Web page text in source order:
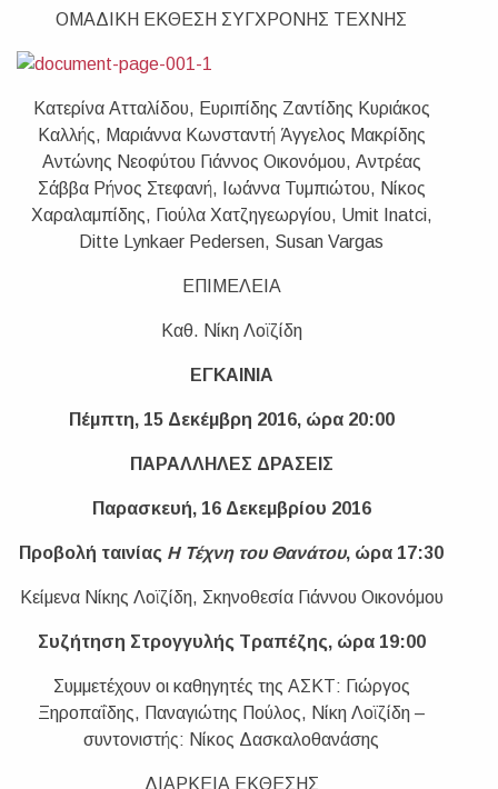
ΟΜΑΔΙΚΗ ΕΚΘΕΣΗ ΣΥΓΧΡΟΝΗΣ ΤΕΧΝΗΣ
Κατερίνα Ατταλίδου, Ευριπίδης Ζαντίδης Κυριάκος
Καλλής, Μαριάννα Κωνσταντή Άγγελος Μακρίδης
Αντώνης Νεοφύτου Γιάννος Οικονόμου, Αντρέας
Σάββα Ρήνος Στεφανή, Ιωάννα Τυμπιώτου, Νίκος
Χαραλαμπίδης, Γιούλα Χατζηγεωργίου, Umit Inatci,
Ditte Lynkaer Pedersen, Susan Vargas
ΕΠΙΜΕΛΕΙΑ
Καθ. Νίκη Λοϊζίδη
ΕΓΚΑΙΝΙΑ
Πέμπτη, 15 Δεκέμβρη 2016, ώρα 20:00
ΠΑΡΑΛΛΗΛΕΣ ΔΡΑΣΕΙΣ
Παρασκευή, 16 Δεκεμβρίου 2016
Προβολή ταινίας Η Τέχνη του Θανάτου, ώρα 17:30
Κείμενα Νίκης Λοϊζίδη, Σκηνοθεσία Γιάννου Οικονόμου
Συζήτηση Στρογγυλής Τραπέζης, ώρα 19:00
Συμμετέχουν οι καθηγητές της ΑΣΚΤ: Γιώργος
Ξηροπαΐδης, Παναγιώτης Πούλος, Νίκη Λοϊζίδη –
συντονιστής: Νίκος Δασκαλοθανάσης
ΔΙΑΡΚΕΙΑ ΕΚΘΕΣΗΣ